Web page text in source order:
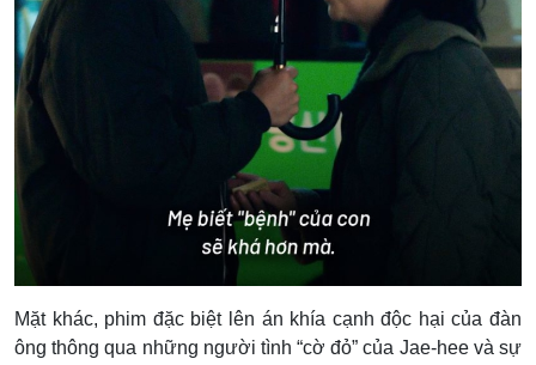
Mặt khác, phim đặc biệt lên án khía cạnh độc hại của đàn
ông thông qua những người tình “cờ đỏ” của Jae-hee và sự